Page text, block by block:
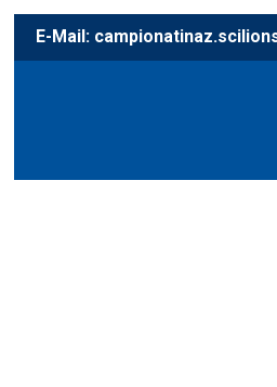
E-Mail: